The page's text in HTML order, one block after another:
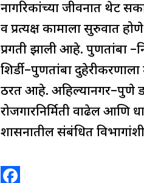
नागरिकांच्या जीवनात थेट
व प्रत्यक्ष कामाला सुरुवात
प्रगती झाली आहे. पुणतांबा
शिर्डी–पुणतांबा
ठरत आहे. अहिल्यानगर–पुणे
रोजगारनिर्मिती वाढेल आणि
शासनातील संबंधित